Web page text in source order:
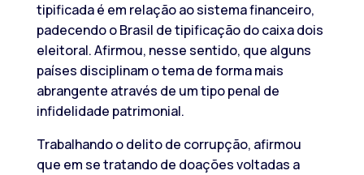
tipificada é em relação ao sistema financeiro,
padecendo o Brasil de tipificação do caixa dois
eleitoral. Afirmou, nesse sentido, que alguns
países disciplinam o tema de forma mais
abrangente através de um tipo penal de
infidelidade patrimonial.
Trabalhando o delito de corrupção, afirmou
que em se tratando de doações voltadas a